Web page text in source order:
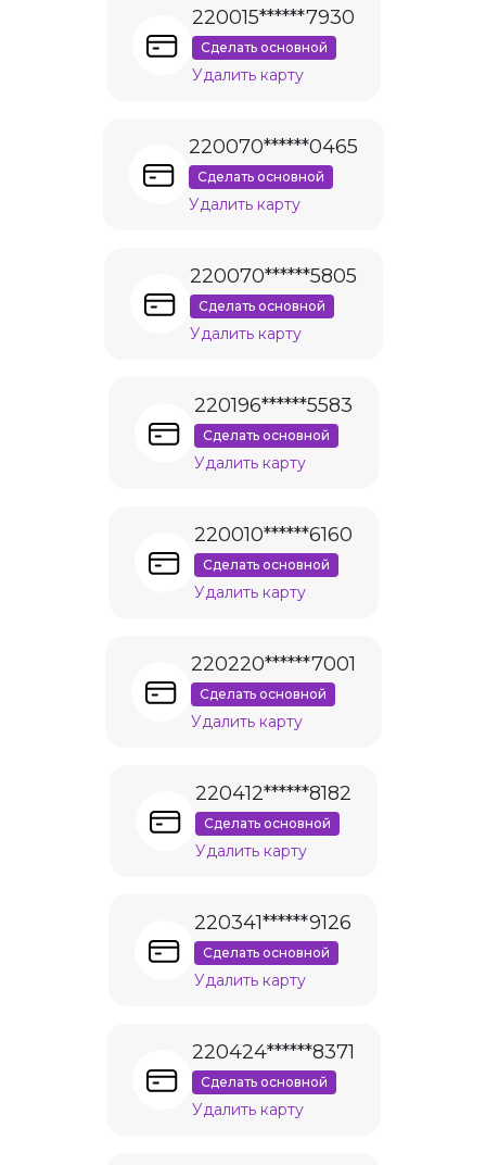
220015******7930
Сделать основной
Удалить карту
220070******0465
Сделать основной
Удалить карту
220070******5805
Сделать основной
Удалить карту
220196******5583
Сделать основной
Удалить карту
220010******6160
Сделать основной
Удалить карту
220220******7001
Сделать основной
Удалить карту
220412******8182
Сделать основной
Удалить карту
220341******9126
Сделать основной
Удалить карту
220424******8371
Сделать основной
Удалить карту